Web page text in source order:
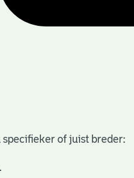
of juist breder: